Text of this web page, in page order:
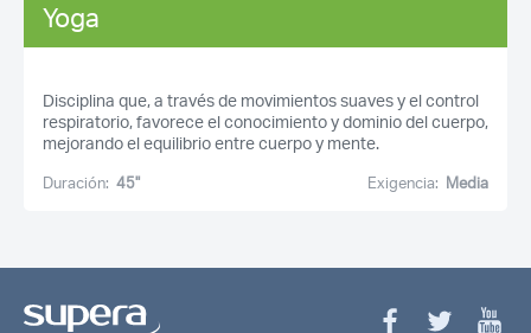
Yoga
Disciplina que, a través de movimientos suaves y el control
respiratorio, favorece el conocimiento y dominio del cuerpo,
mejorando el equilibrio entre cuerpo y mente.
Duración: 45'' Exigencia: Media